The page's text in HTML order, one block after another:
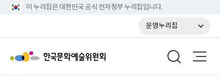
이 누리집은 대한민국 공식 전자정부 누리집입니다.
운영누리집